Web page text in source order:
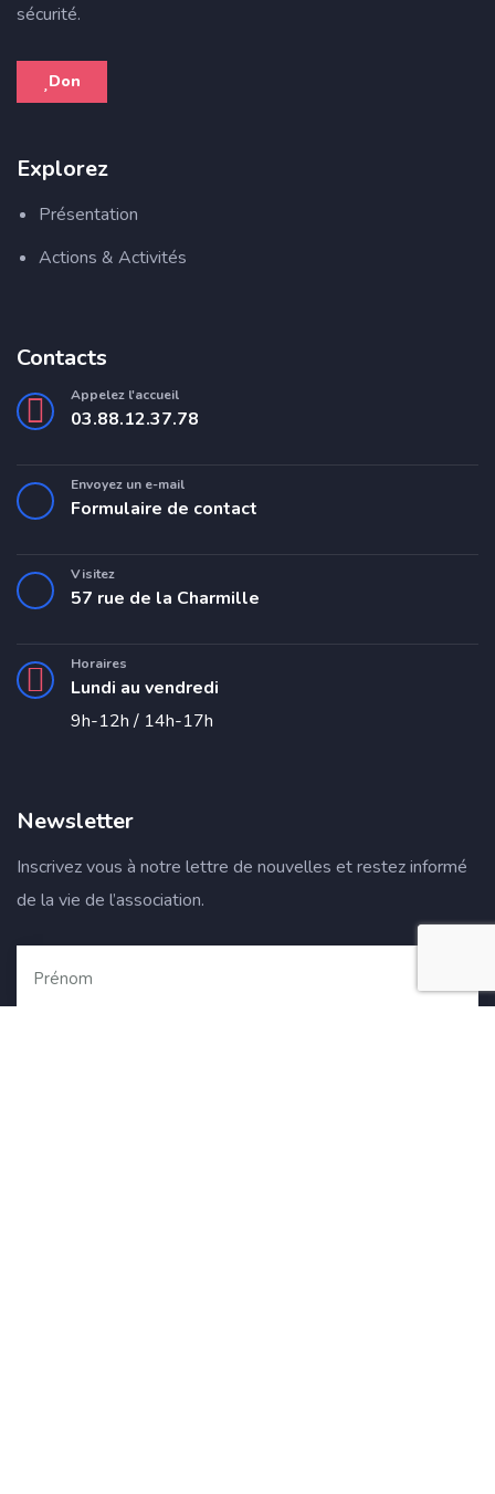
sécurité.
Don
Explorez
Présentation
Actions & Activités
Contacts
Appelez l'accueil
03.88.12.37.78
Envoyez un e-mail
Formulaire de contact
Visitez
57 rue de la Charmille
Horaires
Lundi au vendredi
9h-12h / 14h-17h
Newsletter
Inscrivez vous à notre lettre de nouvelles et restez informé
de la vie de l’association.